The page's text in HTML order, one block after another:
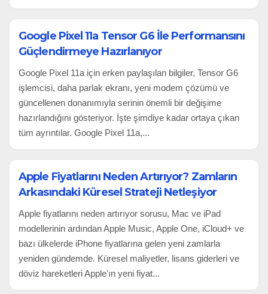
Google Pixel 11a Tensor G6 İle Performansını
Güçlendirmeye Hazırlanıyor
Google Pixel 11a için erken paylaşılan bilgiler, Tensor G6
işlemcisi, daha parlak ekranı, yeni modem çözümü ve
güncellenen donanımıyla serinin önemli bir değişime
hazırlandığını gösteriyor. İşte şimdiye kadar ortaya çıkan
tüm ayrıntılar. Google Pixel 11a,...
Apple Fiyatlarını Neden Artırıyor? Zamların
Arkasındaki Küresel Strateji Netleşiyor
Apple fiyatlarını neden artırıyor sorusu, Mac ve iPad
modellerinin ardından Apple Music, Apple One, iCloud+ ve
bazı ülkelerde iPhone fiyatlarına gelen yeni zamlarla
yeniden gündemde. Küresel maliyetler, lisans giderleri ve
döviz hareketleri Apple'ın yeni fiyat...